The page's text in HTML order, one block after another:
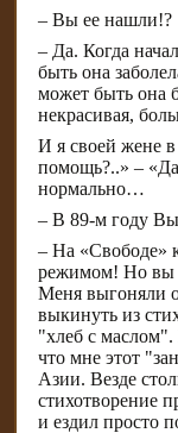
– Вы ее нашли!?
– Да. Когда
быть она
может быть она
некрасивая,
И я своей жене в
помощь?..» – «Да
нормально…
– В 89-м году
– На «Свободе»
режимом! Но вы
Меня выгоняли
выкинуть из
"хлеб с
что мне этот
Азии. Везде
стихотворение
и ездил просто